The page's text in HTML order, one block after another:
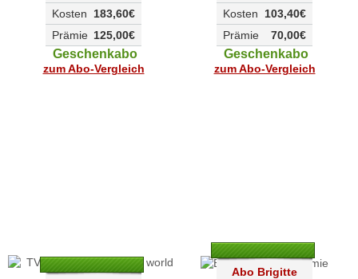
183,60€
Kosten
125,00€
Prämie
Geschenkabo
zum Abo-Vergleich
103,40€
Kosten
70,00€
Prämie
Geschenkabo
zum Abo-Vergleich
Abo Brigitte